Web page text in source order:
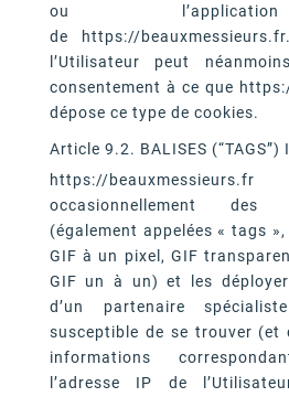
ou
de https://
l’Utilisateur peut
consentement à ce que
dépose ce type de cookies.
Article 9.2. BALISES (“TAGS”)
https://
occasionnellement des
(également appelées « tags
GIF à un pixel, GIF
GIF un à un) et les
d’un partenaire
susceptible de se trouver (et
informations
l’adresse IP de